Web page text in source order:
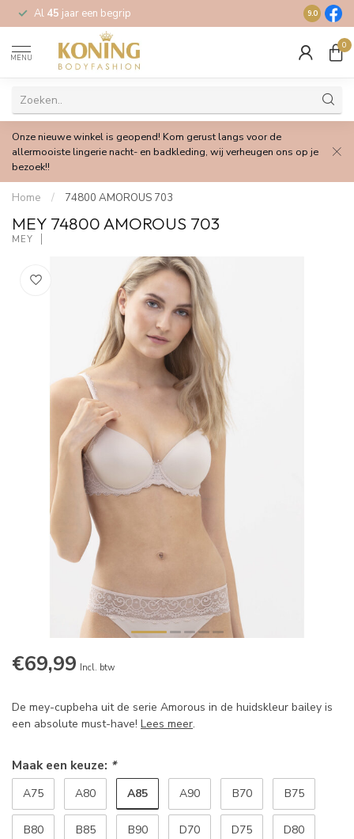
Al 45 jaar een begrip Gratis
9.0
MENU
0
Onze nieuwe winkel is geopend! Kom gerust langs voor de
allermooiste lingerie nacht- en badkleding, wij verheugen ons op je
bezoek!!
Home / 74800 AMOROUS 703
MEY 74800 AMOROUS 703
MEY
€69,99 Incl. btw
De mey-cupbeha uit de serie Amorous in de huidskleur bailey is
een absolute must-have! Lees meer.
Maak een keuze: *
A75 A80 A85 A90 B70 B75
B80 B85 B90 D70 D75 D80